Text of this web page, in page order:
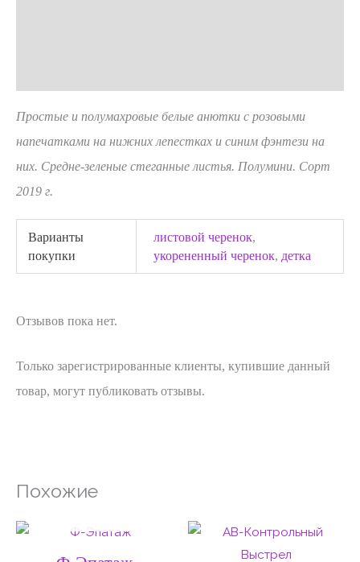
Простые и полумахровые белые анютки с розовыми
напечатками на нижних лепестках и синим фэнтези на
них. Средне-зеленые стеганные листья. Полумини. Сорт
2019 г.
Варианты
покупки
листовой черенок,
укорененный черенок, детка
Отзывов пока нет.
Только зарегистрированные клиенты, купившие данный
товар, могут публиковать отзывы.
Похожие
Диапазон
цен: